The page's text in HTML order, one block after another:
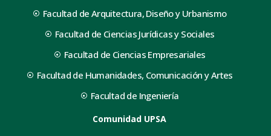
Facultad de Arquitectura, Diseño y Urbanismo
Facultad de Ciencias Jurídicas y Sociales
Facultad de Ciencias Empresariales
Facultad de Humanidades, Comunicación y Artes
Facultad de Ingeniería
Comunidad UPSA